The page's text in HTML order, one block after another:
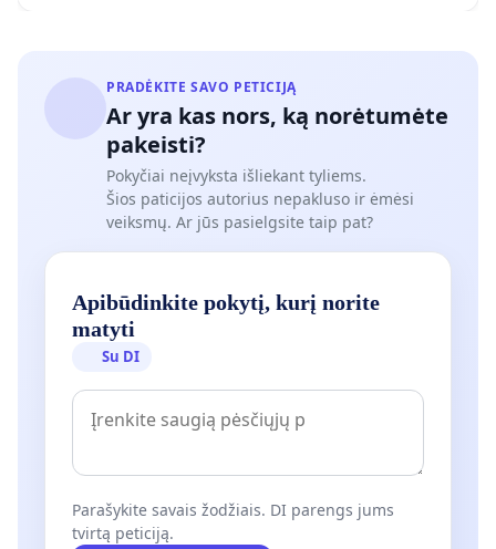
PRADĖKITE SAVO PETICIJĄ
Ar yra kas nors, ką norėtumėte
pakeisti?
Pokyčiai neįvyksta išliekant tyliems.
Šios paticijos autorius nepakluso ir ėmėsi
veiksmų. Ar jūs pasielgsite taip pat?
Apibūdinkite pokytį, kurį norite
matyti
Su DI
Parašykite savais žodžiais. DI parengs jums
tvirtą peticiją.